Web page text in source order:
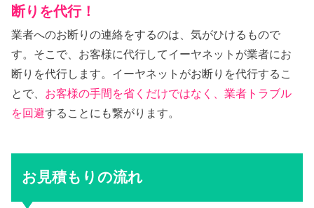
断りを代行！
業者へのお断りの連絡をするのは、気がひけるもので
す。そこで、お客様に代行してイーヤネットが業者にお
断りを代行します。イーヤネットがお断りを代行するこ
とで、 お客様の手間を省くだけではなく、業者トラブル
を回避することにも繋がります。
お見積もりの流れ